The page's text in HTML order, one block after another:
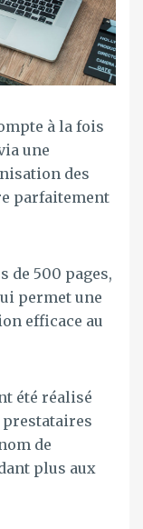
à la fois
une
des
parfaitement
de 500 pages,
permet une
efficace au
été réalisé
prestataires
de
plus aux